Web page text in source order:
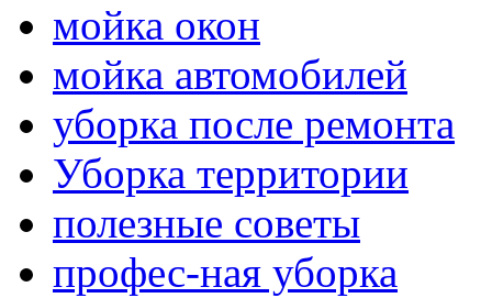
мойка окон
мойка автомобилей
уборка после ремонта
Уборка территории
полезные советы
профес-ная уборка